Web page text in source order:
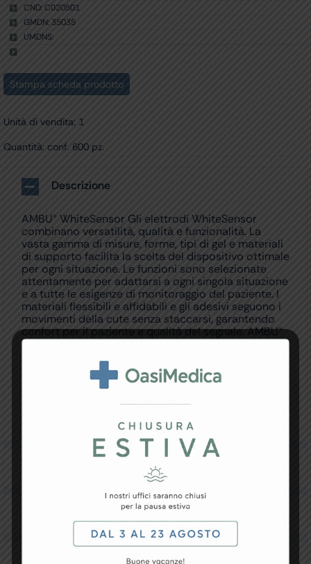
CND: C020501
GMDN: 35035
UMDNS:
Stampa scheda prodotto
Unità di vendita: 1
Quantità: conf. 600 pz.
Descrizione
AMBU® WhiteSensor Gli elettrodi WhiteSensor
combinano versatilità, qualità e funzionalità. La
vasta gamma di misure, forme, tipi di gel e materiali
di supporto facilita la scelta del dispositivo ottimale
per ogni situazione. Le funzioni sono selezionate
attentamente per adattarsi a ogni singola situazione
e a tutte le esigenze di monitoraggio del paziente. I
materiali flessibili e affidabili e gli adesivi seguono i
movimenti della cute senza staccarsi, garantendo
confort per il paziente e qualità del segnale. AMBU®
WHITESENSOR WS-00-S/50 Gel solido altamente
qualità del segnale durante le applicazioni di
monitoraggio ECG a breve termine. Grazie al
materiale di supporto flessibile in foam, l’elettrodo è
semplice da usare e confortevole durante
Specifiche Tecniche
Resi e Garanzia